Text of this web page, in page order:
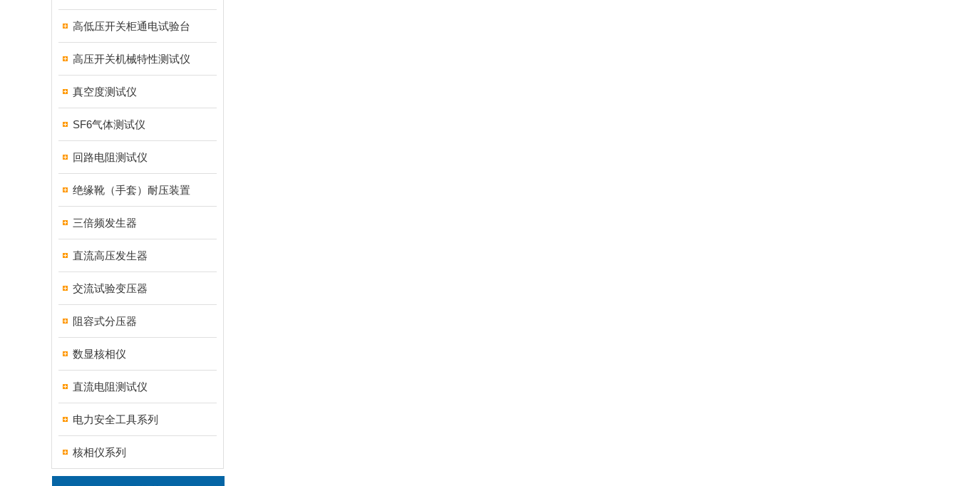
高低压开关柜通电试验台
高压开关机械特性测试仪
真空度测试仪
SF6气体测试仪
回路电阻测试仪
绝缘靴（手套）耐压装置
三倍频发生器
直流高压发生器
交流试验变压器
阻容式分压器
数显核相仪
直流电阻测试仪
电力安全工具系列
核相仪系列